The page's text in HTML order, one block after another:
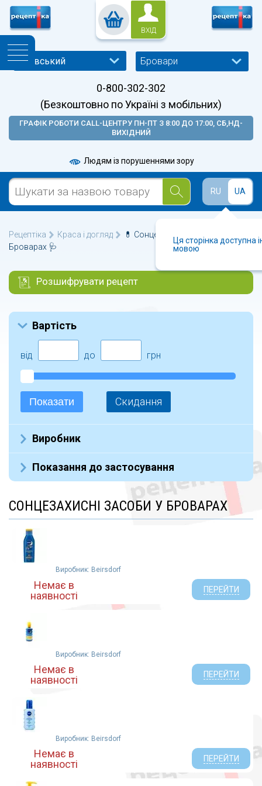
ВХІД
Бровари
0-800-302-302
(Безкоштовно по Україні з мобільних)
ГРАФІК РОБОТИ CALL-ЦЕНТРУ ПН-ПТ З 8:00 ДО 17:00, СБ,НД-
ВИХІДНИЙ
Людям із порушеннями зору
RU UA
Ця сторінка доступна
мовою
Рецептіка Краса і догляд
💊 Сонцезахисні засоби у
Броварах 🩺
Розшифрувати рецепт
Вартість
від до грн
Показати Скидання
Виробник
Beirsdorf (12)
СТИКС (5)
BIODERMA (5)
OMI (15)
ISEHAN (5)
ТОВ Еколла (5)
Фармаком (13)
ТОВ МНВО БІОКОН (19)
ЧПТУП Космецевтика, Беларусь (5)
Elfa Pharm (5)
Адверсо (1)
Beiersdorf (8)
Полена Ева (1)
Hipp Produktion Gmunden GmbH Co.KG (4)
Показання до застосування
СОНЦЕЗАХИСНІ ЗАСОБИ У БРОВАРАХ
Виробник: Beirsdorf
Немає в
наявності
ПЕРЕЙТИ
Виробник: Beirsdorf
Немає в
наявності
ПЕРЕЙТИ
Виробник: Beirsdorf
Немає в
наявності
ПЕРЕЙТИ